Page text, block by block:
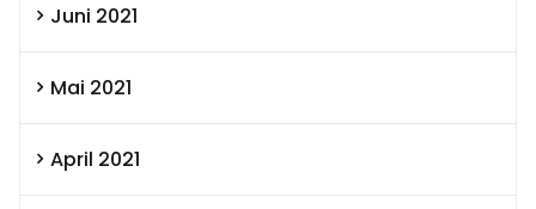
Juni 2021
Mai 2021
April 2021